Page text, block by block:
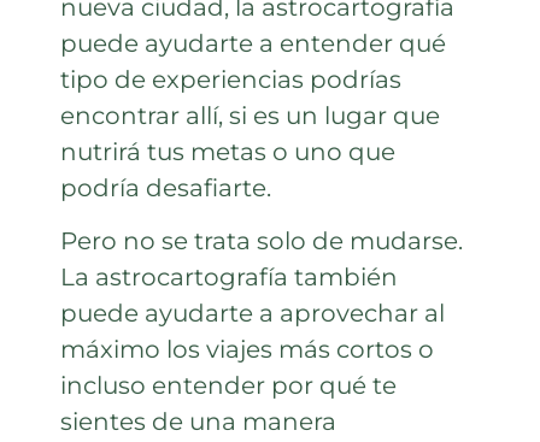
nueva ciudad, la astrocartografía
puede ayudarte a entender qué
tipo de experiencias podrías
encontrar allí, si es un lugar que
nutrirá tus metas o uno que
podría desafiarte.
Pero no se trata solo de mudarse.
La astrocartografía también
puede ayudarte a aprovechar al
máximo los viajes más cortos o
incluso entender por qué te
sientes de una manera